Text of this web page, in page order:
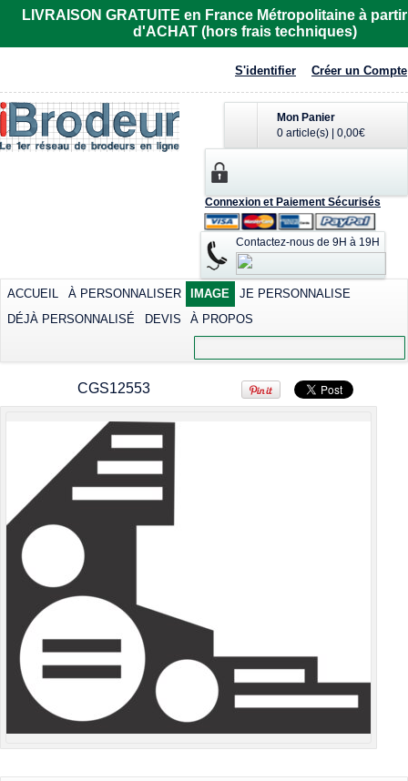
LIVRAISON GRATUITE en France Métropolitaine à
d'ACHAT (hors frais techniques)
S'identifier Créer un Compte
Mon Panier
0 article(s)
0,00€
Connexion et Paiement Sécurisés
Contactez-nous de 9H à 19H
ACCUEIL À PERSONNALISER IMAGE
JE PERSONNALISE
DÉJÀ PERSONNALISÉ
DEVIS À PROPOS
CGS12553
R6615
Imprimer dès
Tee-shirt homme
manches courtes
col rond
Imprimer dès
25,91€
Sérigraphier dès
9,02€*